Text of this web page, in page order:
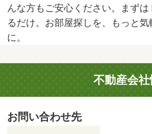
んな方もご安心ください。まず
るだけ。お部屋探しを、もっと
に。
不動産会社
お問い合わせ先